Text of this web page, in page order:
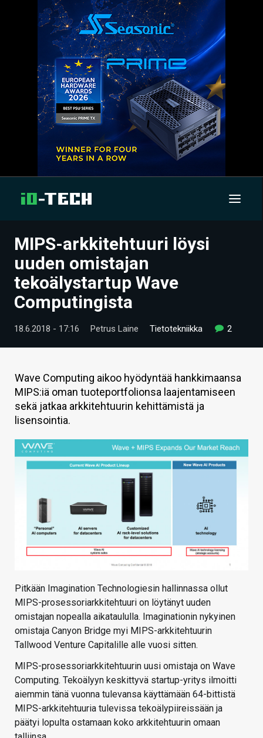
UUTISET
ARTIKKELIT
VIDEOT
TECHBBS
HINTA.FI
KAUPPA
VAIHDA TEEMA
MIPS-arkkitehtuuri löysi
uuden omistajan
tekoälystartup Wave
Computingista
18.6.2018 - 17:16 Petrus Laine Tietotekniikka 2
Wave Computing aikoo hyödyntää hankkimaansa
MIPS:iä oman tuoteportfolionsa laajentamiseen
sekä jatkaa arkkitehtuurin kehittämistä ja
lisensointia.
Pitkään Imagination Technologiesin hallinnassa ollut
MIPS-prosessoriarkkitehtuuri on löytänyt uuden
omistajan nopealla aikataululla. Imaginationin nykyinen
omistaja Canyon Bridge myi MIPS-arkkitehtuurin
Tallwood Venture Capitalille alle vuosi sitten.
MIPS-prosessoriarkkitehtuurin uusi omistaja on Wave
Computing. Tekoälyyn keskittyvä startup-yritys ilmoitti
aiemmin tänä vuonna tulevansa käyttämään 64-bittistä
MIPS-arkkitehtuuria tulevissa tekoälypiireissään ja
päätyi lopulta ostamaan koko arkkitehtuurin omaan